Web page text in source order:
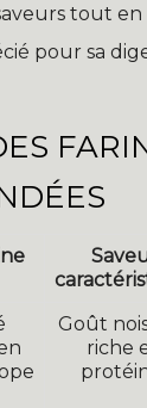
tout en
pour sa
Goût
riche